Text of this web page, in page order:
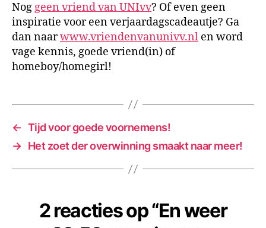
Noggeen vriend van UNIvv? Of even geen
inspiratie voor een verjaardagscadeautje? Ga
dan naarwww.vriendenvanunivv.nl en word
vage kennis, goede vriend(in) of
homeboy/homegirl!
← Tijd voor goede voornemens!
→ Het zoet der overwinning smaakt naar meer!
2 reacties op “En weer